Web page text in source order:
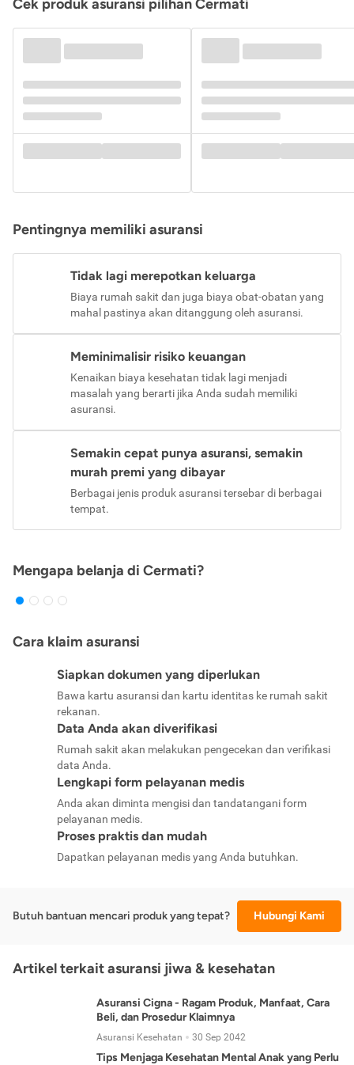
Cek produk asuransi pilihan Cermati
Pentingnya memiliki asuransi
Tidak lagi merepotkan keluarga
Biaya rumah sakit dan juga biaya obat-obatan yang
mahal pastinya akan ditanggung oleh asuransi.
Meminimalisir risiko keuangan
Kenaikan biaya kesehatan tidak lagi menjadi
masalah yang berarti jika Anda sudah memiliki
asuransi.
Semakin cepat punya asuransi, semakin
murah premi yang dibayar
Berbagai jenis produk asuransi tersebar di berbagai
tempat.
Mengapa belanja di Cermati?
Cara klaim asuransi
Siapkan dokumen yang diperlukan
Bawa kartu asuransi dan kartu identitas ke rumah sakit
rekanan.
Data Anda akan diverifikasi
Rumah sakit akan melakukan pengecekan dan verifikasi
data Anda.
Lengkapi form pelayanan medis
Anda akan diminta mengisi dan tandatangani form
pelayanan medis.
Proses praktis dan mudah
Dapatkan pelayanan medis yang Anda butuhkan.
Butuh bantuan mencari produk yang tepat? Hubungi Kami
Artikel terkait asuransi jiwa & kesehatan
Asuransi Cigna - Ragam Produk, Manfaat, Cara
Beli, dan Prosedur Klaimnya
Asuransi Kesehatan 30 Sep 2042
Tips Menjaga Kesehatan Mental Anak yang Perlu